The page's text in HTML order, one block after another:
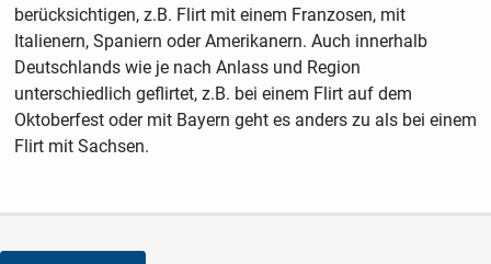
berücksichtigen, z.B. Flirt mit einem Franzosen, mit
Italienern, Spaniern oder Amerikanern. Auch innerhalb
Deutschlands wie je nach Anlass und Region
unterschiedlich geflirtet, z.B. bei einem Flirt auf dem
Oktoberfest oder mit Bayern geht es anders zu als bei einem
Flirt mit Sachsen.